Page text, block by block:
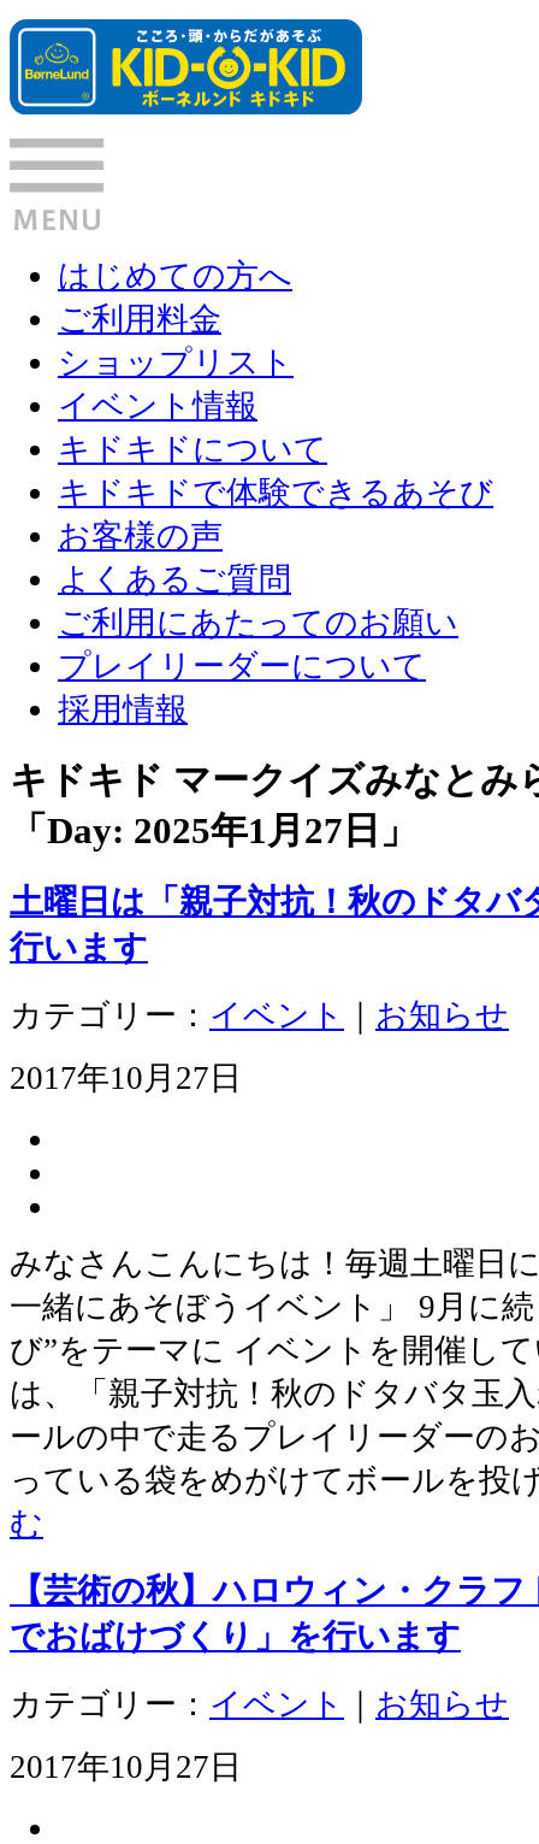
はじめての方へ
ご利用料金
ショップリスト
イベント情報
キドキドについて
キドキドで体験できるあそび
お客様の声
よくあるご質問
ご利用にあたってのお願い
プレイリーダーについて
採用情報
キドキド マークイズみなと
「Day: 2025年1月27日 」
土曜日は「親子対抗！秋のドタバ
行います
カテゴリー： イベント
お知らせ
2017年10月27日
みなさんこんにちは！毎週土曜日
一緒にあそぼうイベント」 9月に
び”をテーマに イベントを開催し
は、「親子対抗！秋のドタバタ玉
ールの中で走るプレイリーダーの
っている袋をめがけてボールを投
む
【芸術の秋】ハロウィン・クラ
でおばけづくり」を行います
カテゴリー： イベント
お知らせ
2017年10月27日